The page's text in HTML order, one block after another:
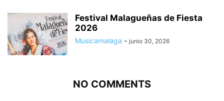
Festival Malagueñas de Fiesta
2026
Musicamalaga - junio 30, 2026
NO COMMENTS